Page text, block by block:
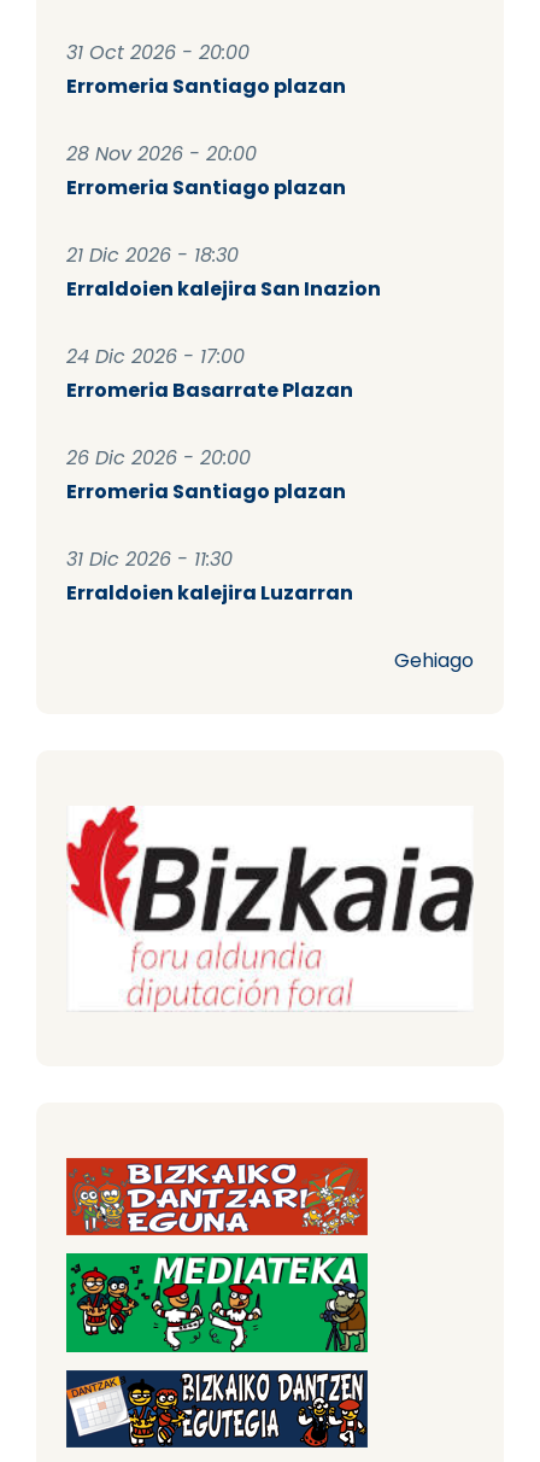
31 Oct 2026 - 20:00
Erromeria Santiago plazan
28 Nov 2026 - 20:00
Erromeria Santiago plazan
21 Dic 2026 - 18:30
Erraldoien kalejira San Inazion
24 Dic 2026 - 17:00
Erromeria Basarrate Plazan
26 Dic 2026 - 20:00
Erromeria Santiago plazan
31 Dic 2026 - 11:30
Erraldoien kalejira Luzarran
Gehiago